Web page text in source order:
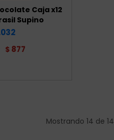
Caja x12
Supino
$ 877
Mostrando 14 de 14